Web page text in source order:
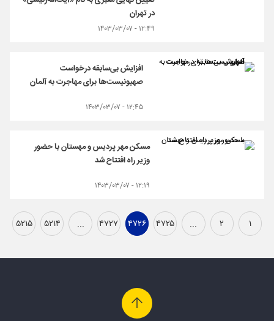
در تهران
۱۲:۴۹ - ۱۴۰۳/۰۳/۰۷
افزایش بی‌سابقه درخواست
صهیونیست‌ها برای مهاجرت به آلمان
۱۲:۴۵ - ۱۴۰۳/۰۳/۰۷
مسکن مهر پردیس و مهستان با حضور
وزیر راه افتتاح شد
۱۲:۱۹ - ۱۴۰۳/۰۳/۰۷
۱ ۲ ... ۴۷۲۵ ۴۷۲۶ ۴۷۲۷ ... ۵۲۱۴ ۵۲۱۵